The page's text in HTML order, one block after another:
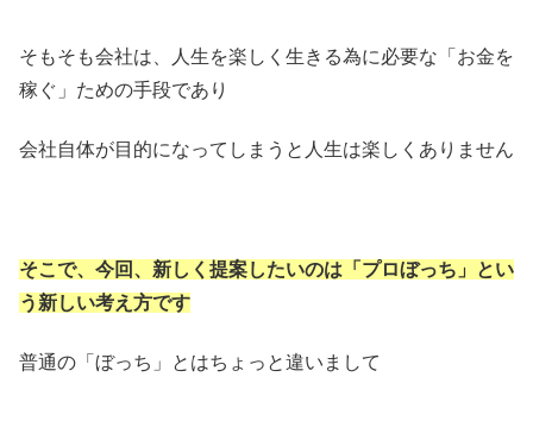
そもそも会社は、人生を楽しく生きる為に必要な「お金を
稼ぐ」ための手段であり
会社自体が目的になってしまうと人生は楽しくありません
そこで、今回、新しく提案したいのは「プロぼっち」とい
う新しい考え方です
普通の「ぼっち」とはちょっと違いまして